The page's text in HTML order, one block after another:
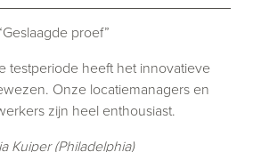
proef”
testperiode heeft het innovatieve
Onze locatiemanagers en
zijn heel enthousiast.
Kuiper (Philadelphia)